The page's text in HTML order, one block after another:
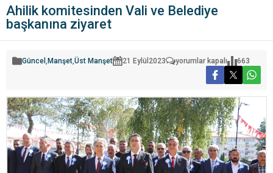
Ahilik komitesinden Vali ve Belediye
başkanına ziyaret
Güncel , Manşet,Üst Manşet 21 Eylül 2023
Ahilik
komitesinden
Belediye
başkanına
ziyaret
için
yorumlar kapalı 663